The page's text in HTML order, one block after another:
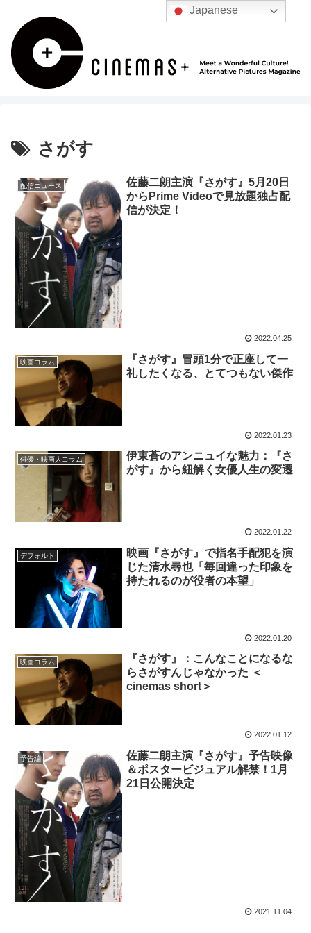
さがす
配信ニュース
佐藤二朗主演『さがす』5月20日
からPrime Videoで見放題独占配
信が決定！
2022.04.25
映画コラム
『さがす』冒頭1分で正座して一
礼したくなる、とてつもない傑作
2022.01.23
俳優・映画人コラム
伊東蒼のアンニュイな魅力：『さ
がす』から紐解く女優人生の変遷
2022.01.22
デフォルト
映画『さがす』で指名手配犯を演
じた清水尋也「毎回違った印象を
持たれるのが役者の本望」
2022.01.20
映画コラム
『さがす』：こんなことになるな
らさがすんじゃなかった ＜
cinemas short＞
2022.01.12
予告編
佐藤二朗主演『さがす』予告映像
＆ポスタービジュアル解禁！1月
21日公開決定
2021.11.04
Japanese